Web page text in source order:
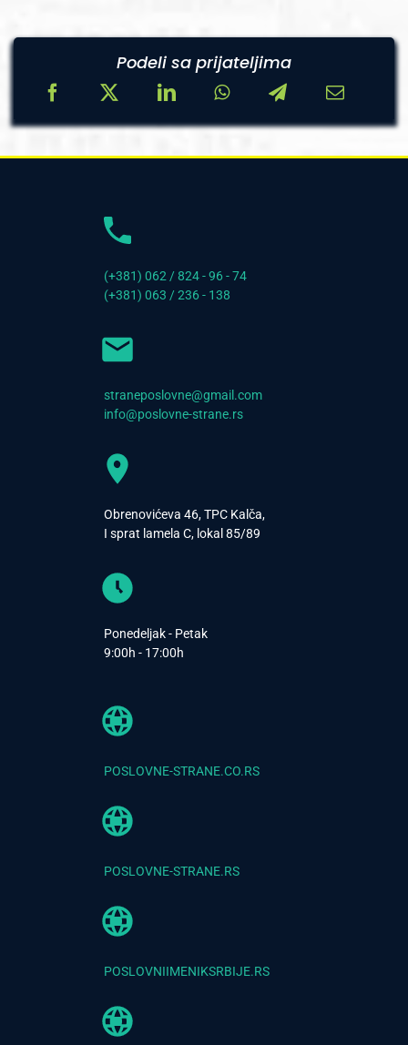
Podeli sa prijateljima
(+381) 062 / 824 - 96 - 74
(+381) 063 / 236 - 138
straneposlovne@gmail.com
info@poslovne-strane.rs
Obrenovićeva 46, TPC Kalča,
I sprat lamela C, lokal 85/89
Ponedeljak - Petak
9:00h - 17:00h
POSLOVNE-STRANE.CO.RS
POSLOVNE-STRANE.RS
POSLOVNIIMENIKSRBIJE.RS